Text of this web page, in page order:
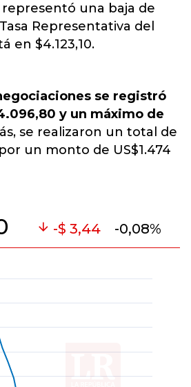
representó una baja de
Representativa del
en $4.123,10.
se registró
y un máximo de
se realizaron un total de
un monto de US$1.474